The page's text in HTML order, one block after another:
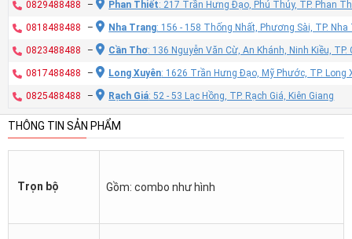
0829488488 – Phan Thiết: 217 Trần Hưng Đạo, Phú Thủy, TP. Phan
0818488488 – Nha Trang: 156 - 158 Thống Nhất, Phương Sài, TP.
0823488488 – Cần Thơ: 136 Nguyễn Văn Cừ, An Khánh, Ninh Kiều,
0817488488 – Long Xuyên: 1626 Trần Hưng Đạo, Mỹ Phước, TP. Long
0825488488 – Rạch Giá: 52 - 53 Lạc Hồng, TP. Rạch Giá, Kiên Giang
THÔNG TIN SẢN PHẨM
Trọn bộ Gồm: combo như hình